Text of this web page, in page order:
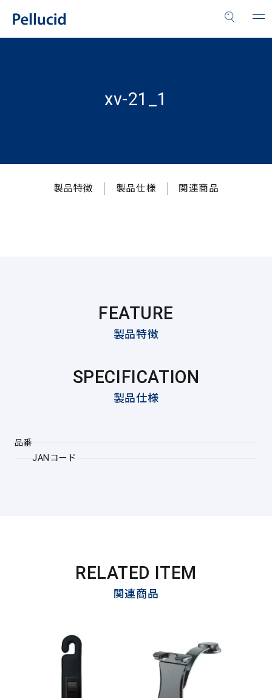
xv-21_1
製品特徴 製品仕様 関連商品
FEATURE
製品特徴
SPECIFICATION
製品仕様
品番
JANコード
RELATED ITEM
関連商品